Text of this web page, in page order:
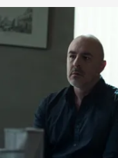
Caronte, ante el juez
27 ABR 2021 - 00:40h.
Samuel
cómo
Marta defiende